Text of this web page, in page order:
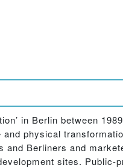
in Berlin between
physical
and Berliners and
sites. Public-